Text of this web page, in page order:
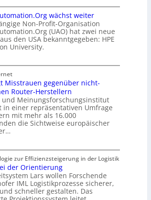
wächst weiter
Non-Profit-Organisation
(UAO) hat zwei neue
den USA bekanntgegeben: HPE
University.
Misstrauen gegenüber nicht-
Router-Herstellern
und Meinungsforschungsinstitut
in einer repräsentativen Umfrage
mit mehr als 16.000
die Sichtweise europäischer
zur Effizienzsteigerung in der Logistik
der Orientierung
Lars wollen Forschende
IML Logistikprozesse sicherer,
schneller gestalten. Das